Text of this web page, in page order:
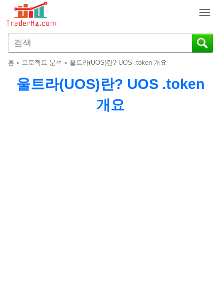
T
g
g
홈 » 프로젝트 분석 » 울트라(UOS)란? UOS .token 개요
울트라(UOS)란? UOS .token
개요